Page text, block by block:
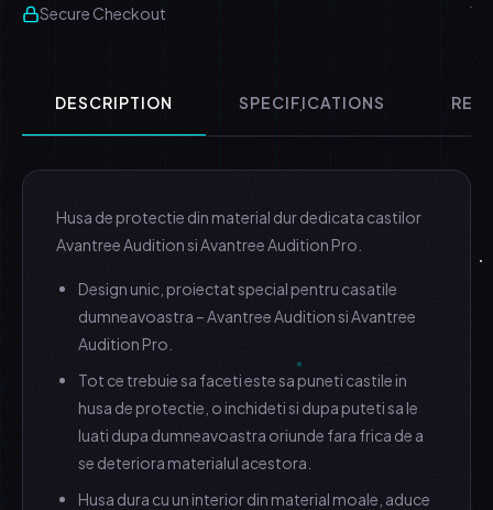
Secure Checkout
DESCRIPTION SPECIFICATIONS
Husa de protectie din material dur dedicata castilor
Avantree Audition si Avantree Audition Pro.
Design unic, proiectat special pentru casatile
dumneavoastra – Avantree Audition si Avantree
Audition Pro.
Tot ce trebuie sa faceti este sa puneti castile in
husa de protectie, o inchideti si dupa puteti sa le
luati dupa dumneavoastra oriunde fara frica de a
se deteriora materialul acestora.
Husa dura cu un interior din material moale, aduce